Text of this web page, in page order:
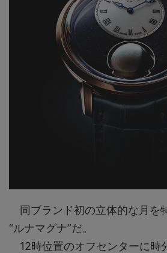
同ブランド初の立体的な月を
“ルナマグナ”だ。
12時位置のオフセンターに時